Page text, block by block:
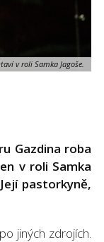
v roli Samka Jagoše.
Gazdina roba
v roli Samka
pastorkyně,
jiných zdrojích.